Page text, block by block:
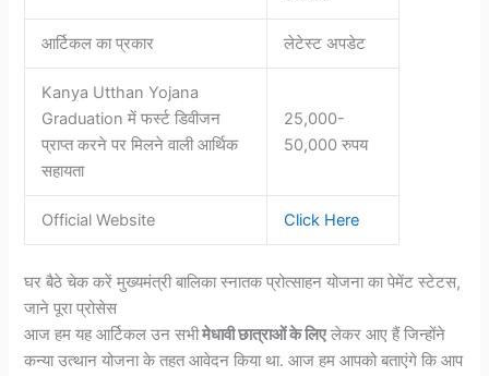
आर्टिकल का प्रकार लेटेस्ट अपडेट
Kanya Utthan Yojana
Graduation में फर्स्ट डिवीजन
प्राप्त करने पर मिलने वाली आर्थिक
सहायता
25,000-
50,000 रुपय
Official Website Click Here
घर बैठे चेक करें मुख्यमंत्री बालिका स्नातक प्रोत्साहन योजना का पेमेंट स्टेटस,
जाने पूरा प्रोसेस
आज हम यह आर्टिकल उन सभीमेधावी छात्राओं के लिएलेकर आए हैं जिन्होंने
कन्या उत्थान योजना के तहत आवेदन किया था. आज हम आपको बताएंगे कि आप